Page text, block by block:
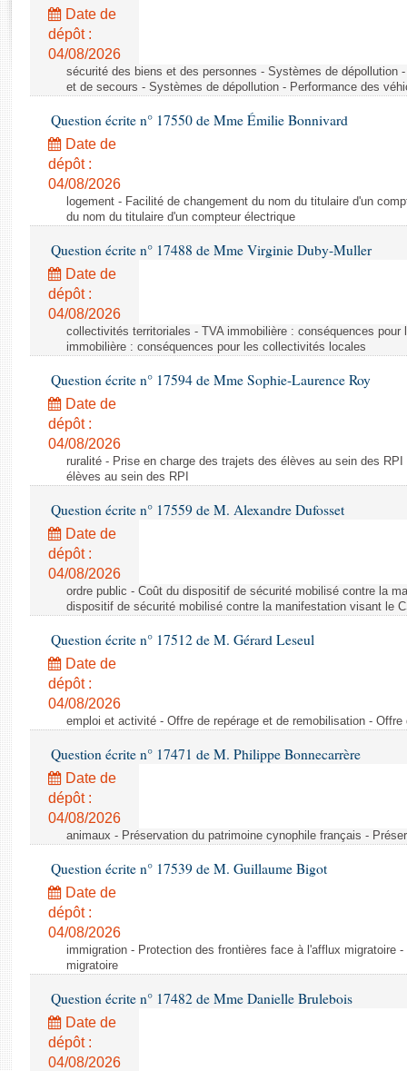
Rapports législatifs
Rapports sur l'application des lois
Baromètre de l’application des lois
Dossiers législatifs
Budget et sécurité sociale
Questions écrites et orales
Comptes rendus des débats
Date de
dépôt :
04/08/2026
sécurité des biens et des personnes - Systèmes de dépollution
et de secours - Systèmes de dépollution - Performance des
Question écrite n° 17550 de Mme Émilie Bonnivard
Date de
dépôt :
04/08/2026
logement - Facilité de changement du nom du titulaire d'un
du nom du titulaire d'un compteur électrique
Question écrite n° 17488 de Mme Virginie Duby-Muller
Date de
dépôt :
04/08/2026
collectivités territoriales - TVA immobilière : conséquences
immobilière : conséquences pour les collectivités locales
Question écrite n° 17594 de Mme Sophie-Laurence Roy
Date de
dépôt :
04/08/2026
ruralité - Prise en charge des trajets des élèves au sein des
élèves au sein des RPI
Question écrite n° 17559 de M. Alexandre Dufosset
Date de
dépôt :
04/08/2026
ordre public - Coût du dispositif de sécurité mobilisé contre la
dispositif de sécurité mobilisé contre la manifestation visant le
Question écrite n° 17512 de M. Gérard Leseul
Date de
dépôt :
04/08/2026
emploi et activité - Offre de repérage et de remobilisation -
Question écrite n° 17471 de M. Philippe Bonnecarrère
Date de
dépôt :
04/08/2026
animaux - Préservation du patrimoine cynophile français -
Question écrite n° 17539 de M. Guillaume Bigot
Date de
dépôt :
04/08/2026
immigration - Protection des frontières face à l'afflux migratoire
migratoire
Question écrite n° 17482 de Mme Danielle Brulebois
Date de
dépôt :
04/08/2026